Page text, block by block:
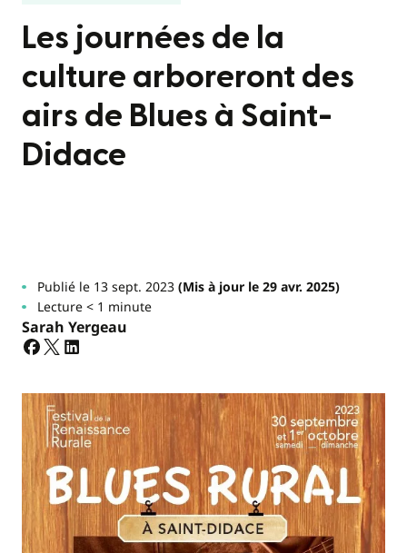
Les journées de la
culture arboreront des
airs de Blues à Saint-
Didace
Publié le 13 sept. 2023(Mis à jour le 29 avr. 2025)
Lecture < 1 minute
Sarah Yergeau